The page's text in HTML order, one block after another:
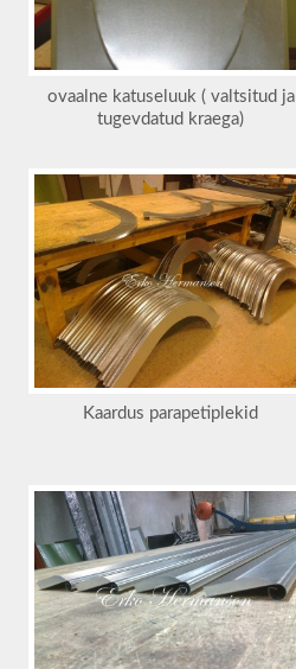
ovaalne katuseluuk ( valtsitud ja
tugevdatud kraega)
Kaardus parapetiplekid